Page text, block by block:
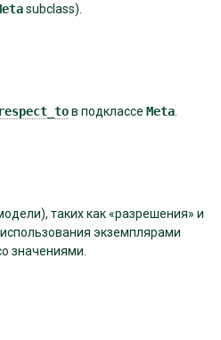
subclass).
в подклассе Meta
таких как «разрешения» и
экземплярами
значениями.